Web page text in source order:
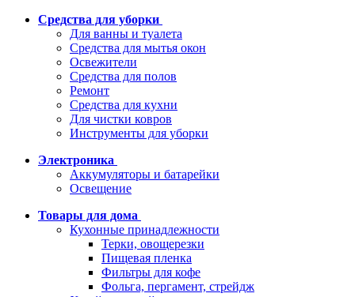
Средства для уборки
Для ванны и туалета
Средства для мытья окон
Освежители
Средства для полов
Ремонт
Средства для кухни
Для чистки ковров
Инструменты для уборки
Электроника
Аккумуляторы и батарейки
Освещение
Товары для дома
Кухонные принадлежности
Терки, овощерезки
Пищевая пленка
Фильтры для кофе
Фольга, пергамент, стрейдж